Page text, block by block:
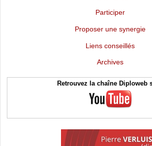
Participer
Proposer une synergie
Liens conseillés
Archives
Retrouvez la chaîne Diploweb